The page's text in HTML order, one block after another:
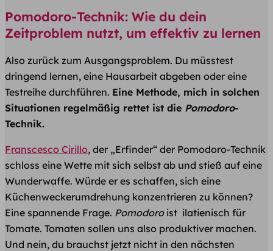
Pomodoro-Technik: Wie du dein
Zeitproblem nutzt, um effektiv zu lernen
Also zurück zum Ausgangsproblem. Du müsstest
dringend lernen, eine Hausarbeit abgeben oder eine
Testreihe durchführen. Eine Methode, mich in solchen
Situationen regelmäßig rettet ist die Pomodoro-
Technik.
Franscesco Cirillo, der „Erfinder“ der Pomodoro-Technik
schloss eine Wette mit sich selbst ab und stieß auf eine
Wunderwaffe. Würde er es schaffen, sich eine
Küchenweckerumdrehung konzentrieren zu können?
Eine spannende Frage. Pomodoroist ilatienisch für
Tomate. Tomaten sollen uns also produktiver machen.
Und nein, du brauchst jet​​​​zt nicht in den nächsten